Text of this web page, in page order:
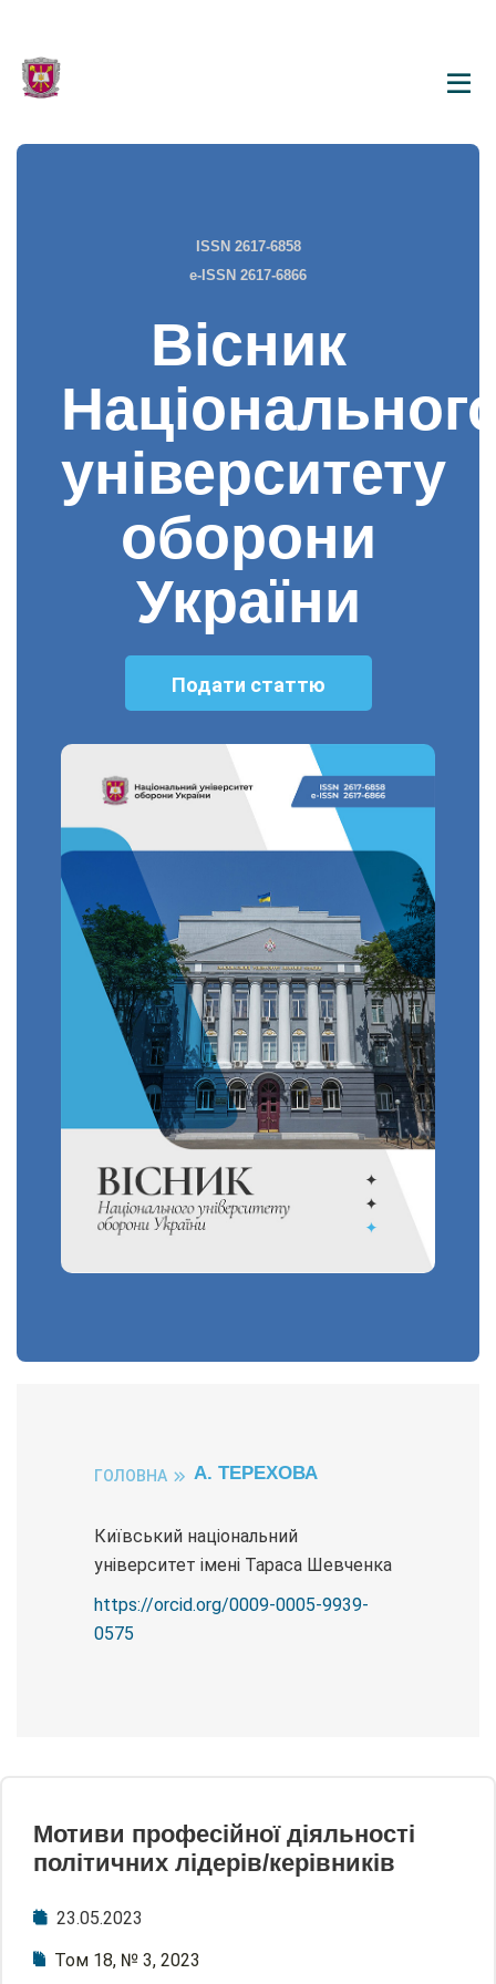
ISSN 2617-6858
e-ISSN 2617-6866
Вісник
університету
оборони
України
Подати статтю
ГОЛОВНА А. ТЕРЕХОВА
Київський національний
університет імені Тараса Шевченка
https://orcid.org/0009-0005-9939-
0575
Мотиви професійної діяльності
політичних лідерів/керівників
23.05.2023
Том 18, № 3, 2023